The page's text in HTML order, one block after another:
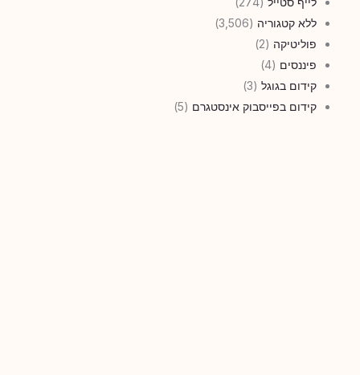
ללא קטגוריה (3,506)
פוליטיקה (2)
פיננסים (4)
קידום בגוגל (3)
קידום בפייסבוק אינסטגרם (5)